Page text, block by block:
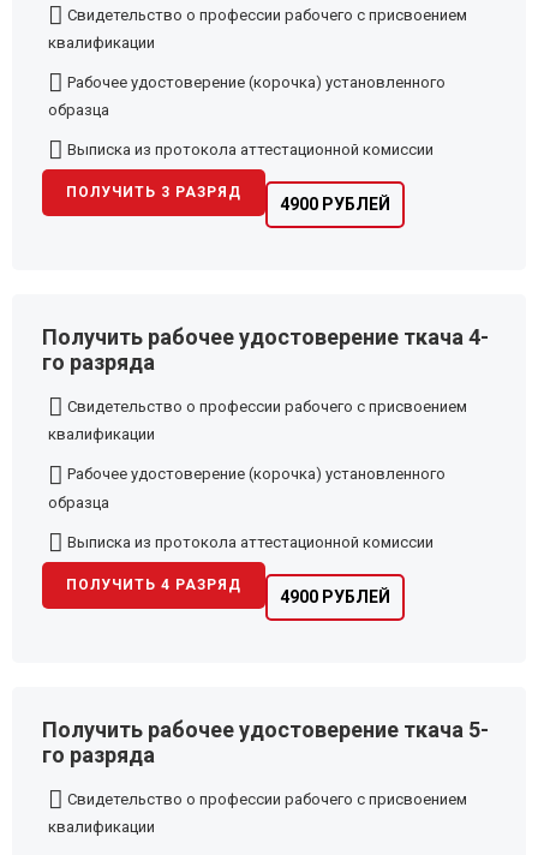
Свидетельство о профессии рабочего с присвоением
квалификации
Рабочее удостоверение (корочка) установленного
образца
Выписка из протокола аттестационной комиссии
4900 РУБЛЕЙ
ПОЛУЧИТЬ 3 РАЗРЯД
Получить рабочее удостоверение ткача 4-
го разряда
Свидетельство о профессии рабочего с присвоением
квалификации
Рабочее удостоверение (корочка) установленного
образца
Выписка из протокола аттестационной комиссии
4900 РУБЛЕЙ
ПОЛУЧИТЬ 4 РАЗРЯД
Получить рабочее удостоверение ткача 5-
го разряда
Свидетельство о профессии рабочего с присвоением
квалификации